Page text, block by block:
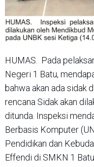
HUMAS. Pada
Negeri 1 Batu,
bahwa akan ada sidak
rencana Sidak akan
ditunda. Inspeksi
Berbasis Komputer
Pendidikan dan
Effendi di SMKN 1